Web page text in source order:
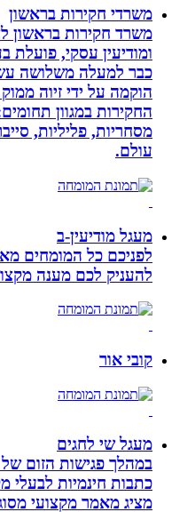
משרדי חקירות בראשון
משרד חקירות בראשון
ומודיעין עסקי, פועלת בענף
כבר למעלה משלושה
הוקמה על ידי זיוה ממוק
החקירות במגוון תחומים:
מסחריות, פליליות, סייבר
עולם.
מעגל מודיעין-ב
לפניכם כל המומחים מאזור
להעניק לכם מענה מקצועי
קובי אור
מעגל שי לחגים
במהלך פגישות הזום של
כתבות חינמיות לבעלי
מציג מאמר מקצועי מסוגנן